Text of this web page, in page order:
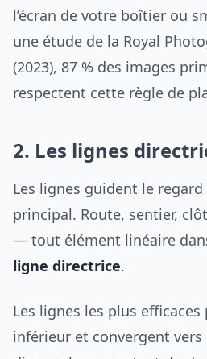
l’écran de votre boîtier ou
une étude de la Royal
(2023), 87 % des images
respectent cette règle de
2. Les lignes
Les lignes guident le
principal. Route, sentier,
— tout élément linéaire
ligne directrice.
Les lignes les plus efficaces
inférieur et convergent vers